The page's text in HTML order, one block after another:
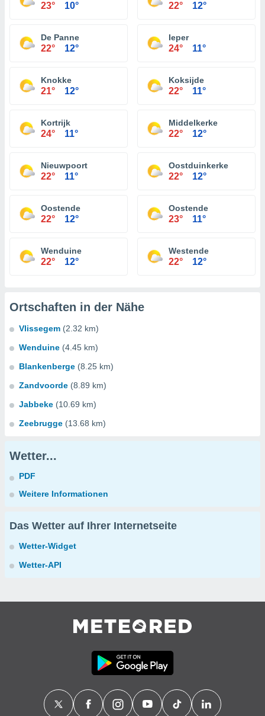
23° 10° 22° 12°
De Panne
22° 12°
Ieper
24° 11°
Knokke
21° 12°
Koksijde
22° 11°
Kortrijk
24° 11°
Middelkerke
22° 12°
Nieuwpoort
22° 11°
Oostduinkerke
22° 12°
Oostende
22° 12°
Oostende
23° 11°
Wenduine
22° 12°
Westende
22° 12°
Ortschaften in der Nähe
Vlissegem (2.32 km)
Wenduine (4.45 km)
Blankenberge (8.25 km)
Zandvoorde (8.89 km)
Jabbeke (10.69 km)
Zeebrugge (13.68 km)
Wetter...
PDF
Weitere Informationen
Das Wetter auf Ihrer Internetseite
Wetter-Widget
Wetter-API